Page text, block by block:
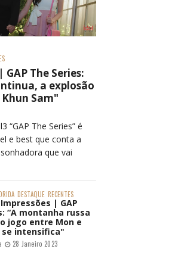
The Series:
a explosão
Sam"
“GAP The Series” é
e best que conta a
que vai
DESTAQUE RECENTES
| GAP
“A montanha russa
jogo entre Mon e
se intensifica"
28 Janeiro 2023